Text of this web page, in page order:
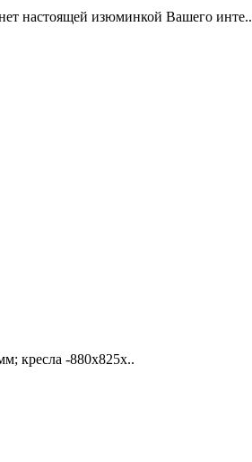
настоящей изюминкой Вашего инте..
кресла -880х825х..